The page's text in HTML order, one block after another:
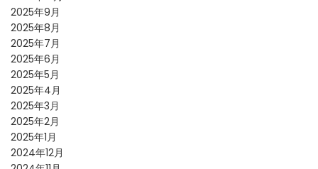
2025年9月
2025年8月
2025年7月
2025年6月
2025年5月
2025年4月
2025年3月
2025年2月
2025年1月
2024年12月